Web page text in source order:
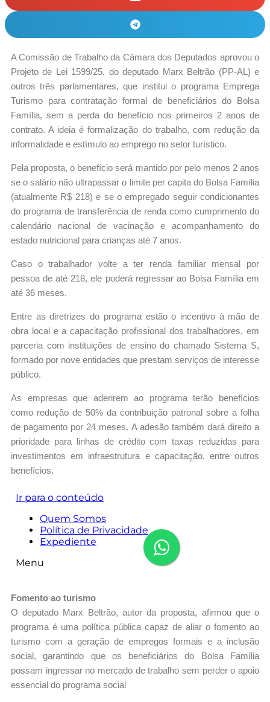
A Comissão de Trabalho da Câmara dos Deputados aprovou o
Projeto de Lei 1599/25, do deputado Marx Beltrão (PP-AL) e
outros três parlamentares, que institui o programa Emprega
Turismo para contratação formal de beneficiários do Bolsa
Família, sem a perda do benefício nos primeiros 2 anos de
contrato. A ideia é formalização do trabalho, com redução da
informalidade e estímulo ao emprego no setor turístico.
Pela proposta, o benefício será mantido por pelo menos 2 anos
se o salário não ultrapassar o limite per capita do Bolsa Família
(atualmente R$ 218) e se o empregado seguir condicionantes
do programa de transferência de renda como cumprimento do
calendário nacional de vacinação e acompanhamento do
estado nutricional para crianças até 7 anos.
Caso o trabalhador volte a ter renda familiar mensal por
pessoa de até 218, ele poderá regressar ao Bolsa Família em
até 36 meses.
Entre as diretrizes do programa estão o incentivo à mão de
obra local e a capacitação profissional dos trabalhadores, em
parceria com instituições de ensino do chamado Sistema S,
formado por nove entidades que prestam serviços de interesse
público.
As empresas que aderirem ao programa terão benefícios
como redução de 50% da contribuição patronal sobre a folha
de pagamento por 24 meses. A adesão também dará direito a
prioridade para linhas de crédito com taxas reduzidas para
investimentos em infraestrutura e capacitação, entre outros
benefícios.
Fomento ao turismo
O deputado Marx Beltrão, autor da proposta, afirmou que o
programa é uma política pública capaz de aliar o fomento ao
turismo com a geração de empregos formais e a inclusão
social, garantindo que os beneficiários do Bolsa Família
possam ingressar no mercado de trabalho sem perder o apoio
essencial do programa social